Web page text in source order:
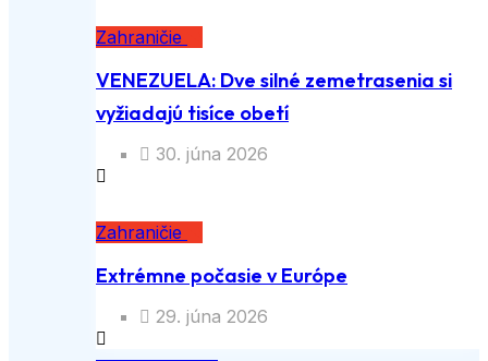
Zahraničie
VENEZUELA: Dve silné zemetrasenia si
vyžiadajú tisíce obetí
30. júna 2026
Zahraničie
Extrémne počasie v Európe
29. júna 2026